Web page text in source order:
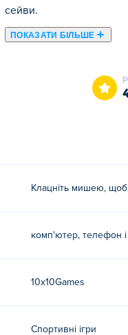
сейви.
ПОКАЗАТИ БІЛЬШЕ
X. Penalty Shooters
Клацніть мишею, щоб
комп'ютер, телефон
10x10Games
Спортивні ігри